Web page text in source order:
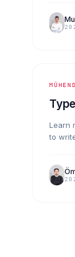
Learn
to